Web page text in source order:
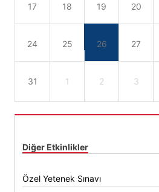
17 18 19 20
24 25 26 27
31 1 2 3
Diğer Etkinlikler
Özel Yetenek Sınavı